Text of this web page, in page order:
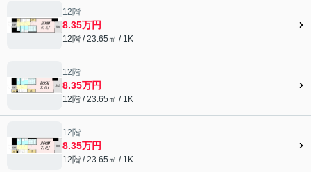
12階
8.35万円
12階 / 23.65㎡ / 1K
12階
8.35万円
12階 / 23.65㎡ / 1K
12階
8.35万円
12階 / 23.65㎡ / 1K